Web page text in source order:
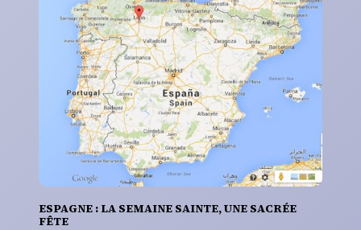
ESPAGNE : LA SEMAINE SAINTE, UNE SACRÉE
FÊTE